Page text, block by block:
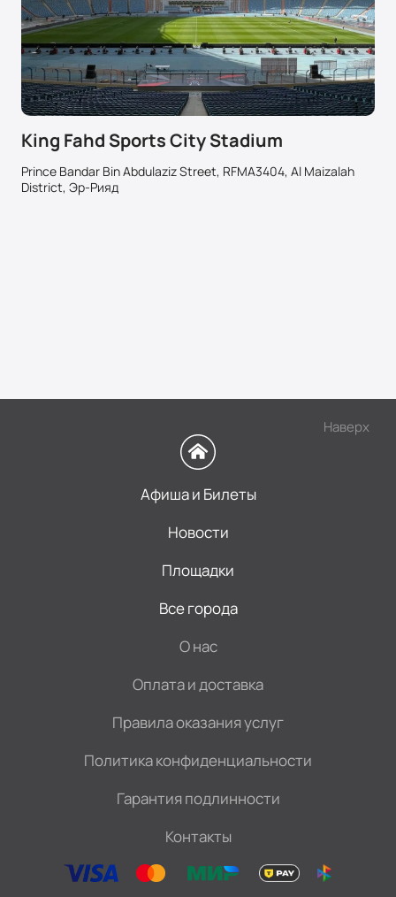
King Fahd Sports City Stadium
Prince Bandar Bin Abdulaziz Street, RFMA3404, Al Maizalah
District, Эр-Рияд
Наверх
Афиша и Билеты
Новости
Площадки
Все города
О нас
Оплата и доставка
Правила оказания услуг
Политика конфиденциальности
Гарантия подлинности
Контакты